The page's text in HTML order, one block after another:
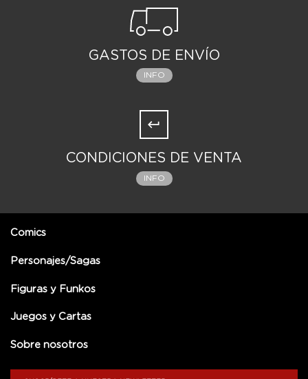
GASTOS DE ENVÍO
INFO
CONDICIONES DE VENTA
INFO
Comics
Personajes/Sagas
Figuras y Funkos
Juegos y Cartas
Sobre nosotros